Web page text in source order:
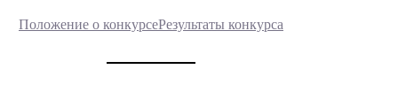
Положение о конкурсеРезультаты конкурса